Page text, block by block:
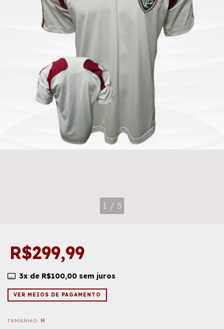
1 / 5
R$299,99
3x de R$100,00sem juros
VER MEIOS DE PAGAMENTO
TAMANHO: M